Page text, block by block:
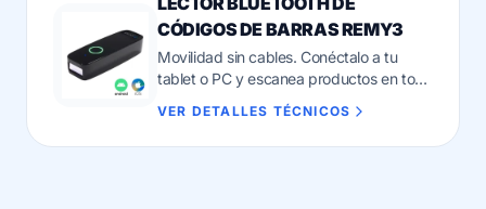
CÓDIGOS DE BARRAS REMY3
Movilidad sin cables. Conéctalo a tu
tablet o PC y escanea productos en todo
VER DETALLES TÉCNICOS